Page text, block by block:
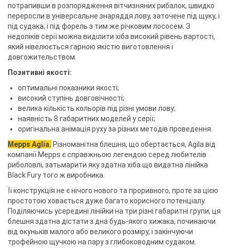
потрапивши в розпорядження вітчизняних рибалок, швидко
переросли в універсальне знаряддя лову, заточене під щуку, і
під судака, і під форель з тим же річковим лососем. З
недоліків серії можна виділити хіба високий рівень вартості,
який нівелюється гарною якістю виготовлення і
довгожительством.
Позитивні якості:
оптимальні показники якості;
високий ступінь довговічності;
велика кількість кольорів під різні умови лову;
наявність 8 габаритних моделей у серії;
оригінальна анімація руху за різних методів проведення.
Mepps Aglia. Різноманітна блешня, що обертається, Agila від
компанії Mepps є справжньою легендою серед любителів
риболовлі, затьмарити яку здатна хіба що видатна лінійка
Black Fury того ж виробника.
Її конструкція не є нічого нового та проривного, проте за цією
простотою ховається дуже багато корисного потенціалу.
Поділяючись усередині лінійки на три різні габаритні групи, ця
блешня здатна дістати з дна будь-якого хижака, починаючи
від окуньків малого або великого розміру, і закінчуючи
трофейною щучкою на пару з глибоководним судаком.